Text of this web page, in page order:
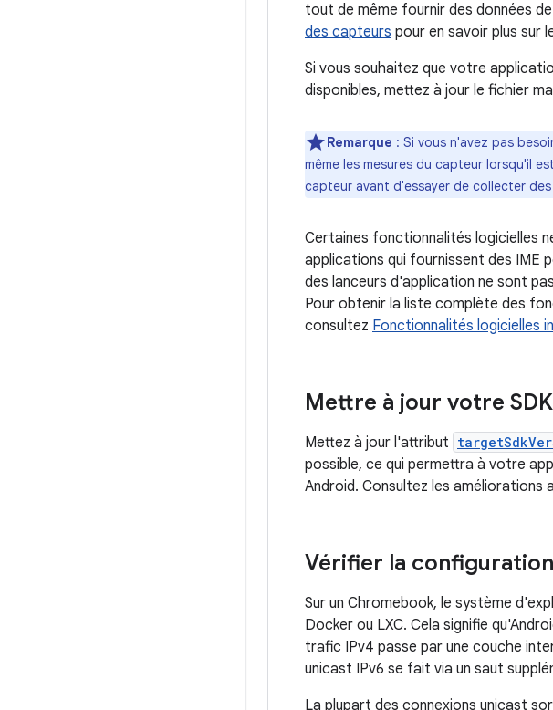
tout de même fournir des données
des capteurs pour en savoir plus sur
Si vous souhaitez que votre
disponibles, mettez à jour le fichier
Remarque : Si vous n'avez pas
même les mesures du capteur lorsqu'il
capteur avant d'essayer de collecter
Certaines fonctionnalités logicielles
applications qui fournissent des IME
des lanceurs d'application ne sont
Pour obtenir la liste complète des
consultez Fonctionnalités logicielles
Mettre à jour votre
Mettez à jour l'attribut
possible, ce qui permettra à votre
Android. Consultez les
Vérifier la
Sur un Chromebook, le système
Docker ou LXC. Cela signifie
trafic IPv4 passe par une couche
unicast IPv6 se fait via un saut
La plupart des connexions unicast